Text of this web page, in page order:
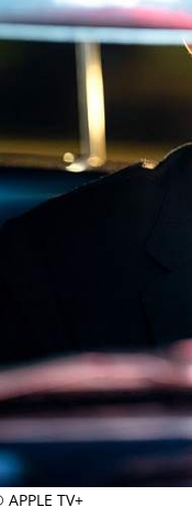
TV+